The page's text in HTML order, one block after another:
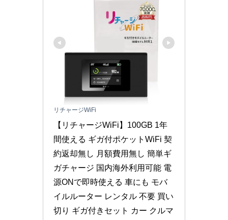
リチャージWiFi
【リチャージWiFi】100GB 1年
間使える ギガ付ポケットWiFi 契
約返却無し 月額費用無し 簡単ギ
ガチャージ 国内海外利用可能 電
源ONで即時使える 車にも モバ
イルルーター レンタル 不要 買い
切り ギガ付きセット カー クルマ